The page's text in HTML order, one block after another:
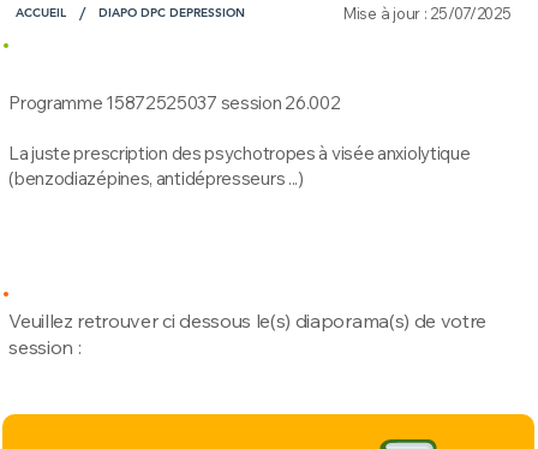
ACCUEIL / DIAPO DPC DEPRESSION Mise à jour : 25/07/2025
Programme 15872525037 session 26.002
La juste prescription des psychotropes à visée anxiolytique
(benzodiazépines, antidépresseurs ...)
Veuillez retrouver ci dessous le(s) diaporama(s) de votre
session :